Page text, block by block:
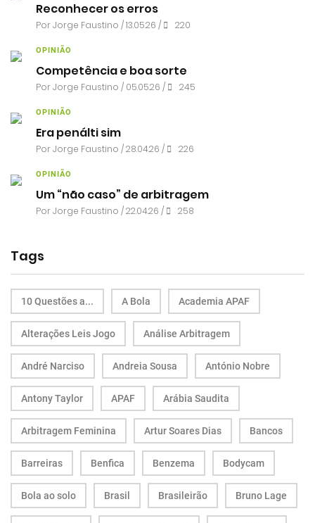
Reconhecer os erros
PorJorge Faustino / 13.05.26 / 220
OPINIÃO
Competência e boa sorte
PorJorge Faustino / 05.05.26 / 245
OPINIÃO
Era penálti sim
PorJorge Faustino / 28.04.26 / 226
OPINIÃO
Um “não caso” de arbitragem
PorJorge Faustino / 22.04.26 / 258
Tags
10 Questões a... A Bola Academia APAF
Alterações Leis Jogo Análise Arbitragem
André Narciso Andreia Sousa António Nobre
Antony Taylor APAF Arábia Saudita
Arbitragem Feminina Artur Soares Dias Bancos
Barreiras Benfica Benzema Bodycam
Bola ao solo Brasil Brasileirão Bruno Lage